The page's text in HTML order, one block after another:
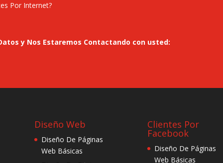
Por Internet?
y Nos Estaremos Contactando con usted:
Diseño Web
Diseño De Páginas
Web Básicas
Clientes Por
Facebook
Diseño De Páginas
Web Básicas